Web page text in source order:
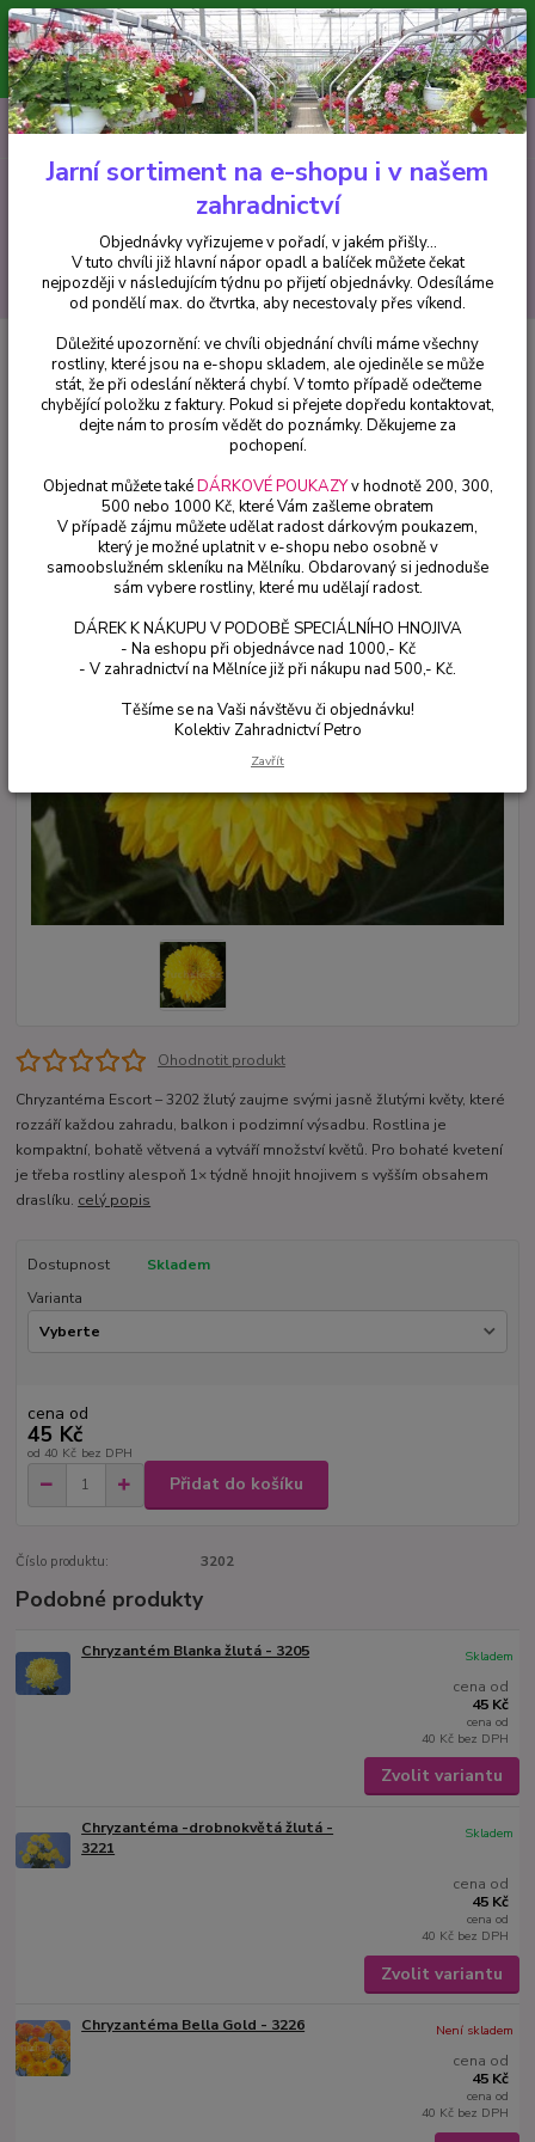
Minimální hodnota pro odeslání z e-shopu je 300 Kč.
V tuto chvíli již hlavní nápor objednávek opadl a balíček můžete čekat
nejpozději v následujícím týdnu po přijetí objednávky. Objednávky
vyřizujeme v pořadí, v jakém přišly...
CZK
Hledat
+420 602 223 614 0ks
za0 Kč
Chryzantémy Chryzantéma Escort - 3202
Chryzantéma Escort - 3202
Ohodnotit produkt
Chryzantéma Escort – 3202 žlutý zaujme svými jasně žlutými květy, které
rozzáří každou zahradu, balkon i podzimní výsadbu. Rostlina je
kompaktní, bohatě větvená a vytváří množství květů. Pro bohaté kvetení
je třeba rostliny alespoň 1× týdně hnojit hnojivem s vyšším obsahem
draslíku. celý popis
Dostupnost
Skladem
Varianta
cena od
45 Kč
od 40 Kč bez DPH
Přidat do košíku
Číslo produktu: 3202
Podobné produkty
Chryzantém Blanka žlutá - 3205
cena od
45 Kč
cena od
40 Kč bez DPH
Skladem
Zvolit variantu
Chryzantéma -drobnokvětá žlutá -
3221
cena od
45 Kč
cena od
40 Kč bez DPH
Skladem
Zvolit variantu
Chryzantéma Bella Gold - 3226
cena od
45 Kč
cena od
40 Kč bez DPH
Není skladem
Jarní sortiment na e-shopu i v našem
zahradnictví
Objednávky vyřizujeme v pořadí, v jakém přišly...
V tuto chvíli již hlavní nápor opadl a balíček můžete čekat
nejpozději v následujícím týdnu po přijetí objednávky. Odesíláme
od pondělí max. do čtvrtka, aby necestovaly přes víkend.
Důležité upozornění: ve chvíli objednání chvíli máme všechny
rostliny, které jsou na e-shopu skladem, ale ojediněle se může
stát, že při odeslání některá chybí. V tomto případě odečteme
chybějící položku z faktury. Pokud si přejete dopředu kontaktovat,
dejte nám to prosím vědět do poznámky. Děkujeme za
pochopení.
Objednat můžete takéDÁRKOVÉ POUKAZYv hodnotě 200, 300,
500 nebo 1000 Kč, které Vám zašleme obratem
V případě zájmu můžete udělat radost dárkovým poukazem,
který je možné uplatnit v e-shopu nebo osobně v
samoobslužném skleníku na Mělníku. Obdarovaný si jednoduše
sám vybere rostliny, které mu udělají radost.
DÁREK K NÁKUPU V PODOBĚ SPECIÁLNÍHO HNOJIVA
- Na eshopu při objednávce nad 1000,- Kč
- V zahradnictví na Mělníce již při nákupu nad 500,- Kč.
Těšíme se na Vaši návštěvu či objednávku!
Kolektiv Zahradnictví Petro
Zavřít